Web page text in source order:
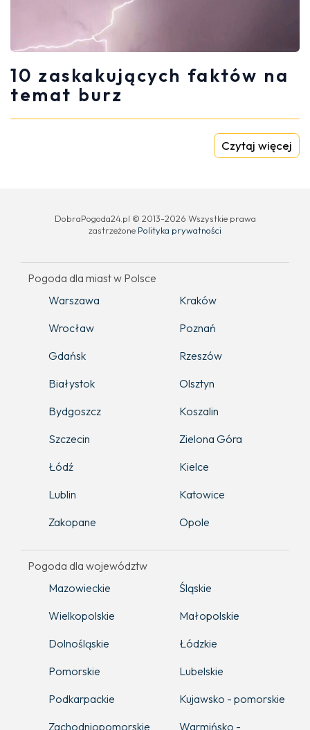
10 zaskakujących faktów na
temat burz
Czytaj więcej
DobraPogoda24.pl © 2013-2026 Wszystkie prawa
zastrzeżone Polityka prywatności
Pogoda dla miast w Polsce
Warszawa
Kraków
Wrocław
Poznań
Gdańsk
Rzeszów
Białystok
Olsztyn
Bydgoszcz
Koszalin
Szczecin
Zielona Góra
Łódź
Kielce
Lublin
Katowice
Zakopane
Opole
Pogoda dla województw
Mazowieckie
Śląskie
Wielkopolskie
Małopolskie
Dolnośląskie
Łódzkie
Pomorskie
Lubelskie
Podkarpackie
Kujawsko - pomorskie
Zachodniopomorskie
Warmińsko -